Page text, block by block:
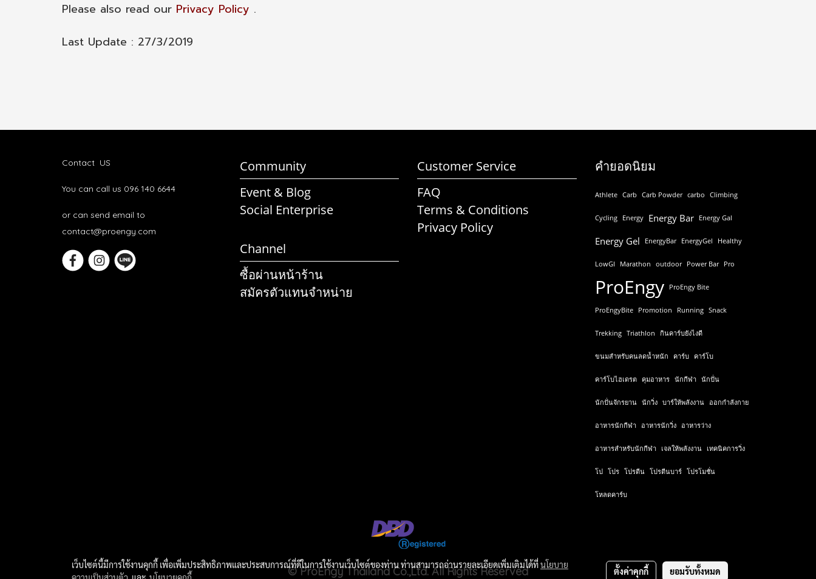
Please also read our Privacy Policy .
Last Update : 27/3/2019
Contact US
You can call us 096 140 6644
or can send email to
contact@proengy.com
Community
Event & Blog
Social Enterprise
Customer Service
FAQ
Terms & Conditions
Privacy Policy
Channel
ซื้อผ่านหน้าร้าน
สมัครตัวแทนจำหน่าย
คำยอดนิยม
Athlete Carb Carb Powder carbo Climbing
Cycling Energy Energy Bar Energy Gal
Energy Gel EnergyBar EnergyGel Healthy
LowGI Marathon outdoor Power Bar Pro
ProEngy ProEngy Bite
ProEngyBite Promotion Running Snack
Trekking Triathlon กินคาร์บยังไงดี
ขนมสำหรับคนลดน้ำหนัก คาร์บ คาร์โบ
คาร์โบไฮเดรต คุมอาหาร นักกีฬา นักปั่น
นักปั่นจักรยาน นักวิ่ง บาร์ให้พลังงาน ออกกำลังกาย
อาหารนักกีฬา อาหารนักวิ่ง อาหารว่าง
อาหารสำหรับนักกีฬา เจลให้พลังงาน เทคนิคการวิ่ง
โป โปร โปรตีน โปรตีนบาร์ โปรโมชั่น
โหลดคาร์บ
© ProEngy Thailand Co.,Ltd. All Rights Reserved
เว็บไซต์นี้มีการใช้งานคุกกี้ เพื่อเพิ่มประสิทธิภาพและประสบการณ์ที่ดีในการใช้งานเว็บไซต์ของท่าน ท่านสามารถอ่านรายละเอียดเพิ่มเติมได้ที่นโยบาย
ตั้งค่าคุกกี้ ยอมรับทั้งหมด